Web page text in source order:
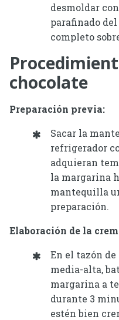
desmoldar
parafinado
completo
chocolate
Preparación previa:
Sacar la
refrigerador
adquieran
la margarina
mantequilla
preparación.
Elaboración de la
En el tazón
media-alta,
margarina a
durante 3
estén bien